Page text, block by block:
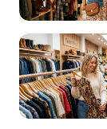
Mode &
Vintage